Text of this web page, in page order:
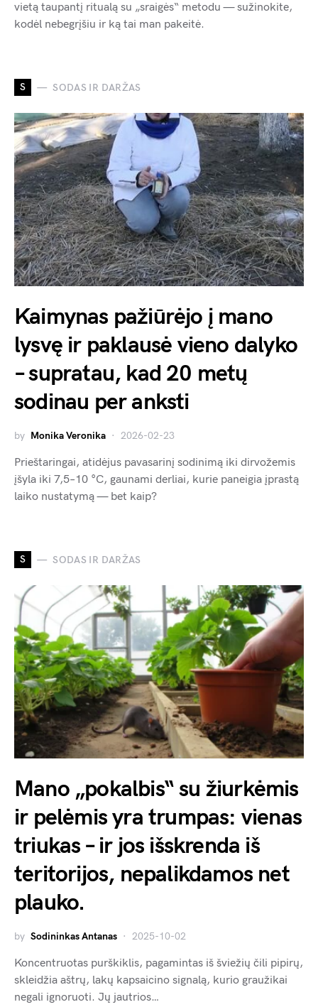
vietą taupantį ritualą su „sraigės“ metodu — sužinokite,
kodėl nebegrįšiu ir ką tai man pakeitė.
S SODAS IR DARŽAS
Kaimynas pažiūrėjo į mano
lysvę ir paklausė vieno dalyko
– supratau, kad 20 metų
sodinau per anksti
by Monika Veronika 2026-02-23
Prieštaringai, atidėjus pavasarinį sodinimą iki dirvožemis
įšyla iki 7,5–10 °C, gaunami derliai, kurie paneigia įprastą
laiko nustatymą — bet kaip?
S SODAS IR DARŽAS
Mano „pokalbis“ su žiurkėmis
ir pelėmis yra trumpas: vienas
triukas – ir jos išskrenda iš
teritorijos, nepalikdamos net
plauko.
by Sodininkas Antanas 2025-10-02
Koncentruotas purškiklis, pagamintas iš šviežių čili pipirų,
skleidžia aštrų, lakų kapsaicino signalą, kurio graužikai
negali ignoruoti. Jų jautrios…